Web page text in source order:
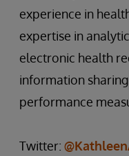
experience in
expertise in
electronic health
information
performance
Twitter: